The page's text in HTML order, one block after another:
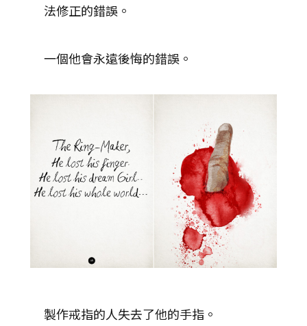
法修正的錯誤。
一個他會永遠後悔的錯誤。
製作戒指的人失去了他的手指。